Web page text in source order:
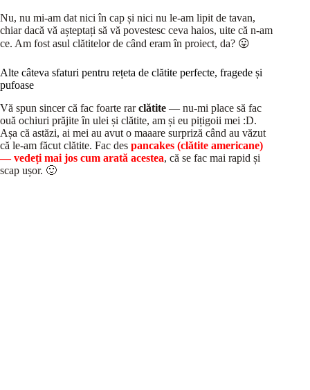
Nu, nu mi-am dat nici în cap și nici nu le-am lipit de tavan,
chiar dacă vă așteptați să vă povestesc ceva haios, uite că n-am
ce. Am fost asul clătitelor de când eram în proiect, da? 😛
Alte câteva sfaturi pentru rețeta de clătite perfecte, fragede și
pufoase
Vă spun sincer că fac foarte rarclătite — nu-mi place să fac
ouă ochiuri prăjite în ulei și clătite, am și eu pițigoii mei :D.
Așa că astăzi, ai mei au avut o maaare surpriză când au văzut
că le-am făcut clătite. Fac des pancakes (clătite americane)
—vedeți mai jos cum arată acestea, că se fac mai rapid și
scap ușor. 🙂